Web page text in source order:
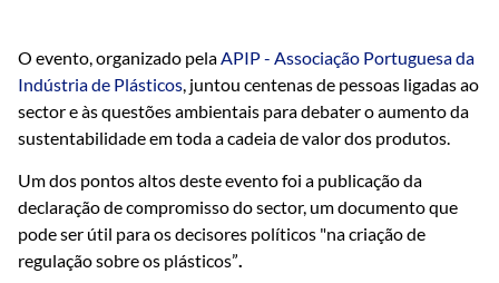
O evento, organizado pela APIP - Associação Portuguesa da
Indústria de Plásticos , juntou centenas de pessoas ligadas ao
sector e às questões ambientais para debater o aumento da
sustentabilidade em toda a cadeia de valor dos produtos.
Um dos pontos altos deste evento foi a publicação da
declaração de compromisso do sector, um documento que
pode ser útil para os decisores políticos "na criação de
regulação sobre os plásticos”.